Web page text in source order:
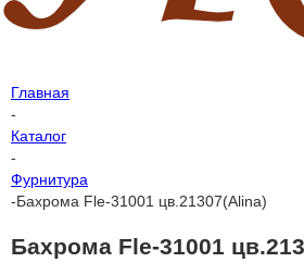
Главная
-
Каталог
-
Фурнитура
-Бахрома Fle-31001 цв.21307(Alina)
Бахрома Fle-31001